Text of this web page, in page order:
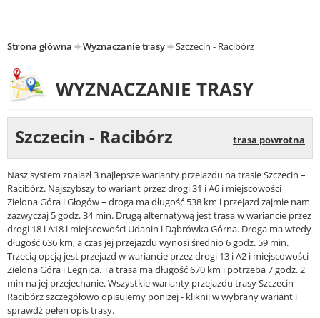
Strona główna Wyznaczanie trasy Szczecin - Racibórz
WYZNACZANIE TRASY
Szczecin - Racibórz trasa powrotna
Nasz system znalazł 3 najlepsze warianty przejazdu na trasie Szczecin –
Racibórz. Najszybszy to wariant przez drogi 31 i A6 i miejscowości
Zielona Góra i Głogów – droga ma długość 538 km i przejazd zajmie nam
zazwyczaj 5 godz. 34 min. Drugą alternatywą jest trasa w wariancie przez
drogi 18 i A18 i miejscowości Udanin i Dąbrówka Górna. Droga ma wtedy
długość 636 km, a czas jej przejazdu wynosi średnio 6 godz. 59 min.
Trzecią opcją jest przejazd w wariancie przez drogi 13 i A2 i miejscowości
Zielona Góra i Legnica. Ta trasa ma długość 670 km i potrzeba 7 godz. 2
min na jej przejechanie. Wszystkie warianty przejazdu trasy Szczecin –
Racibórz szczegółowo opisujemy poniżej - kliknij w wybrany wariant i
sprawdź pełen opis trasy.